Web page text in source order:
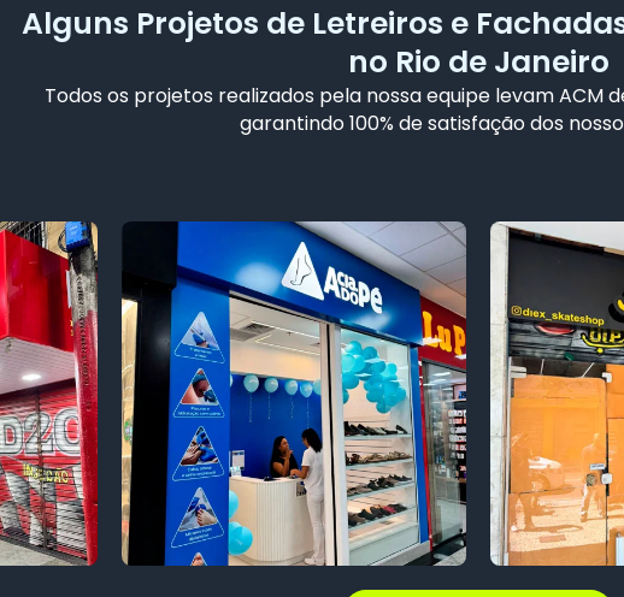
Alguns Projetos de Letreiros e
no Rio de Janeiro
Todos os projetos realizados pela nossa equipe levam ACM
garantindo 100% de satisfação dos